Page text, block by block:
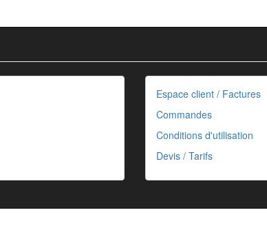
Espace client / Factures
Commandes
Conditions d'utilisation
Devis / Tarifs